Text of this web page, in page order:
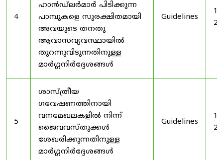
4
ഹാൻഡ്‌ലർമാർ പിടിക്കുന്ന
പാമ്പുകളെ സുരക്ഷിതമായി
അവയുടെ തനതു
ആവാസവ്യവസ്ഥായിൽ
തുറന്നുവിടുന്നതിനുള്ള
മാർഗ്ഗനിർദ്ദേശങ്ങൾ
Guidelines
5
ശാസ്ത്രീയ
ഗവേഷണത്തിനായി
വനമേഖലകളിൽ നിന്ന്
ജൈവവസ്തുക്കൾ
ശേഖരിക്കുന്നതിനുള്ള
മാർഗ്ഗനിർദ്ദേശങ്ങൾ
Guidelines